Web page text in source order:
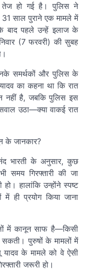
तेज हो गई है। पुलिस ने
साल पुराने एक मामले में
के बाद पहले उन्हें इलाज के
(7 फरवरी) की सुबह
उनके समर्थकों और पुलिस के
का कहना था कि रात
नहीं है, जबकि पुलिस इस
उठा—क्या वाकई रात
के जानकार?
भारती के अनुसार, कुछ
समय गिरफ्तारी की जा
हालांकि उन्होंने स्पष्ट
में ही प्रयोग किया जाना
में कानून साफ है—किसी
सकती। पुरुषों के मामलों में
यादव के मामले को वे ऐसी
जरूरी हो।